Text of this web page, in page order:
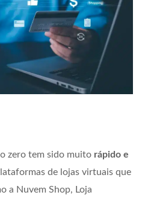
zero tem sido muito rápido e
de lojas virtuais que
a Nuvem Shop, Loja